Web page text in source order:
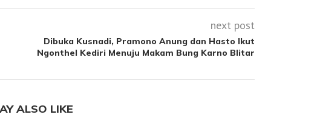
next post
Dibuka Kusnadi, Pramono Anung dan Hasto Ikut
Ngonthel Kediri Menuju Makam Bung Karno Blitar
ALSO LIKE